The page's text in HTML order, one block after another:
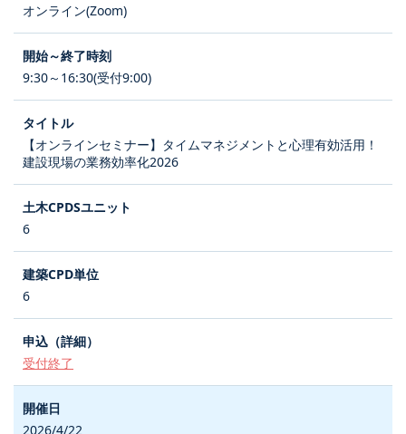
オンライン(Zoom)
9:30～16:30(受付9:00)
【オンラインセミナー】タイムマネジメントと心理有効活用！
建設現場の業務効率化2026
6
6
受付終了
2026/4/22